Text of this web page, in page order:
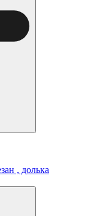
, долька